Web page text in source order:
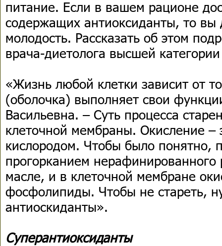
питание. Если в вашем рационе
содержащих антиоксиданты, то вы
молодость. Рассказать об этом
врача-диетолога высшей
«Жизнь любой клетки зависит от
(оболочка) выполняет свои
Васильевна. – Суть процесса
клеточной мембраны. Окисление –
кислородом. Чтобы было понятно,
прогорканием нерафинированного
масле, и в клеточной мембране
фосфолипиды. Чтобы не стареть,
антиоскиданты».
Суперантиоксиданты